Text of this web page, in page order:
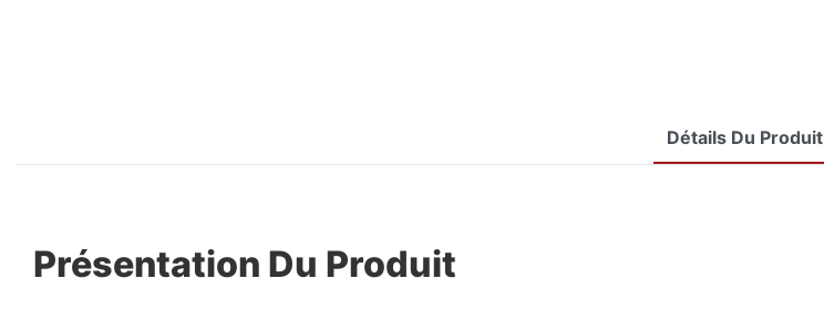
Détails Du Produit
Présentation Du Produit